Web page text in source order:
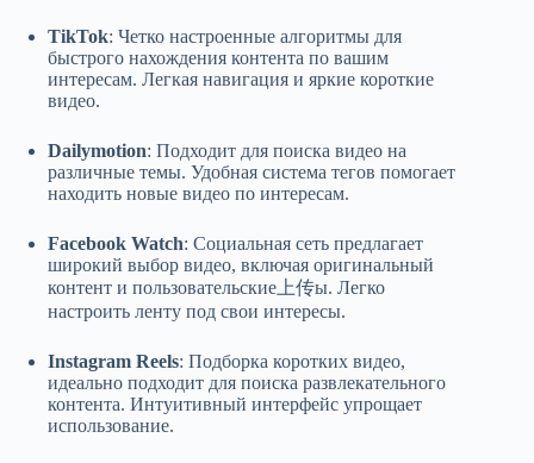
TikTok: Четко настроенные алгоритмы для
быстрого нахождения контента по вашим
интересам. Легкая навигация и яркие короткие
видео.
Dailymotion: Подходит для поиска видео на
различные темы. Удобная система тегов помогает
находить новые видео по интересам.
Facebook Watch: Социальная сеть предлагает
широкий выбор видео, включая оригинальный
контент и пользовательские上传ы. Легко
настроить ленту под свои интересы.
Instagram Reels: Подборка коротких видео,
идеально подходит для поиска развлекательного
контента. Интуитивный интерфейс упрощает
использование.